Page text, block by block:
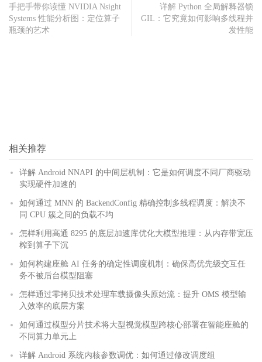
手把手带你读懂 NVIDIA Nsight
Systems 性能分析图：定位算子
瓶颈的艺术
详解 Python 全局解释器锁
GIL：它究竟如何影响多线程并
发性能
相关推荐
详解 Android NNAPI 的中间层机制：它是如何调度不同厂商驱动
实现硬件加速的
如何通过 MNN 的 BackendConfig 精确控制多线程调度：解决不
同 CPU 簇之间的负载不均
怎样利用高通 8295 的底层加速库优化大模型推理：从内存带宽压
榨到算子下沉
如何构建座舱 AI 任务的确定性调度机制：确保高优先级交互任
务不被后台模型阻塞
怎样通过零拷贝技术处理车载摄像头原始流：提升 OMS 模型输
入效率的底层方案
如何通过模型分片技术将大型视觉模型跨核心部署在智能座舱的
不同算力单元上
详解 Android 系统内核参数调优：如何通过修改调度组